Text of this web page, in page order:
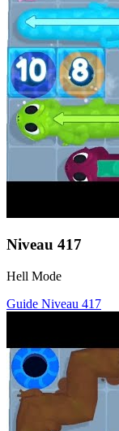
Niveau 417
Hell Mode
Guide Niveau 417